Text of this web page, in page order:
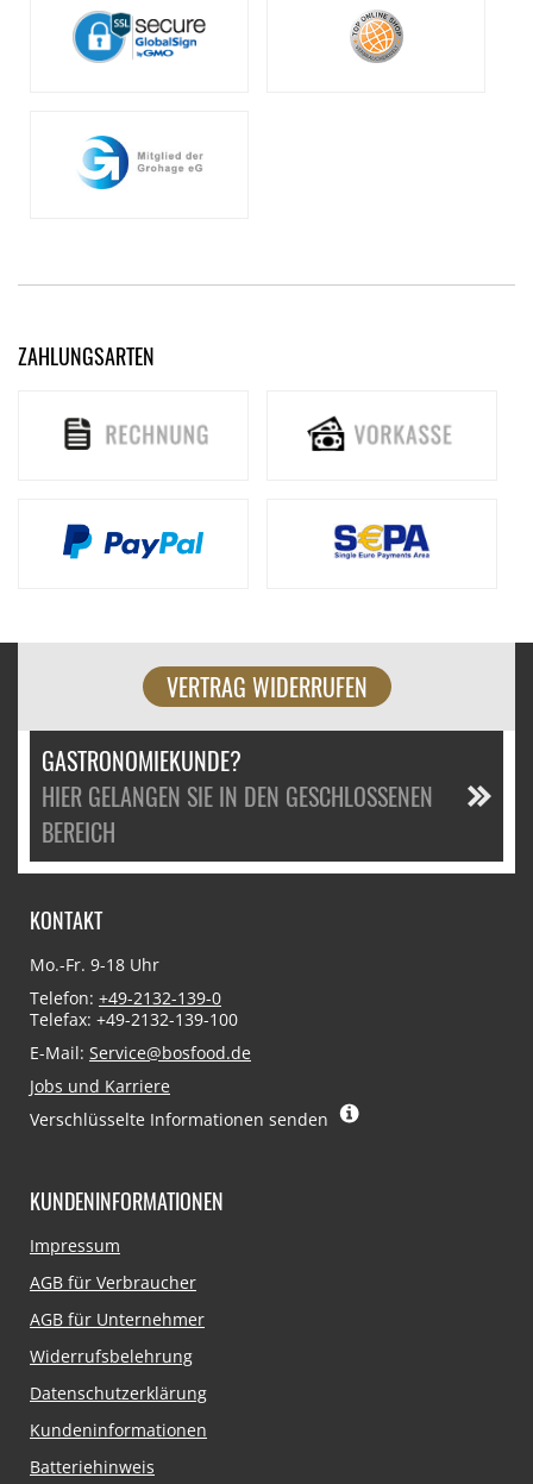
ZAHLUNGSARTEN
VERTRAG WIDERRUFEN
GASTRONOMIEKUNDE?
HIER GELANGEN SIE IN DEN GESCHLOSSENEN
BEREICH
KONTAKT
Mo.-Fr. 9-18 Uhr
Telefon: +49-2132-139-0
Telefax: +49-2132-139-100
E-Mail: Service@bosfood.de
Jobs und Karriere
Verschlüsselte Informationen senden
KUNDENINFORMATIONEN
Navigation
Impressum
AGB für Verbraucher
AGB für Unternehmer
Widerrufsbelehrung
Datenschutzerklärung
Kundeninformationen
Batteriehinweis